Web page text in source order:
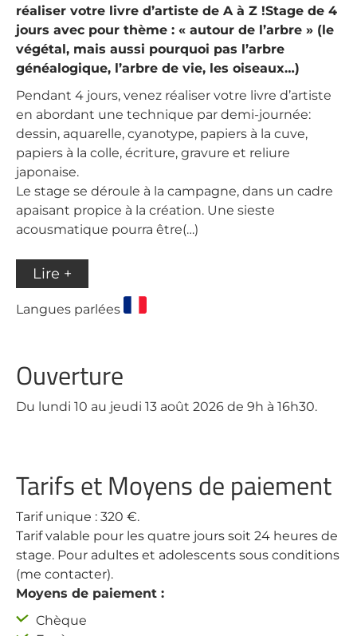
réaliser votre livre d’artiste de A à Z !Stage de 4
jours avec pour thème : « autour de l’arbre » (le
végétal, mais aussi pourquoi pas l’arbre
généalogique, l’arbre de vie, les oiseaux…)
Pendant 4 jours, venez réaliser votre livre d’artiste
en abordant une technique par demi-journée:
dessin, aquarelle, cyanotype, papiers à la cuve,
papiers à la colle, écriture, gravure et reliure
japonaise.
Le stage se déroule à la campagne, dans un cadre
apaisant propice à la création. Une sieste
acousmatique pourra être(…)
Lire +
Langues parlées
Ouverture
Du lundi 10 au jeudi 13 août 2026 de 9h à 16h30.
Tarifs et Moyens de paiement
Tarif unique : 320 €.
Tarif valable pour les quatre jours soit 24 heures de
stage. Pour adultes et adolescents sous conditions
(me contacter).
Moyens de paiement :
Chèque